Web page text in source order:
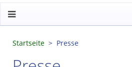
Startseite Presse